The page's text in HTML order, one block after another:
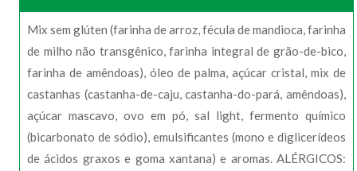
Mix sem glúten (farinha de arroz, fécula de mandioca, farinha
de milho não transgênico, farinha integral de grão-de-bico,
farinha de amêndoas), óleo de palma, açúcar cristal, mix de
castanhas (castanha-de-caju, castanha-do-pará, amêndoas),
açúcar mascavo, ovo em pó, sal light, fermento químico
(bicarbonato de sódio), emulsificantes (mono e diglicerídeos
de ácidos graxos e goma xantana) e aromas. ALÉRGICOS: